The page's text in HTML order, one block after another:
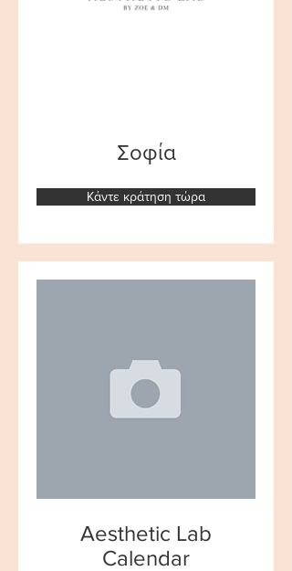
Σοφία
Κάντε κράτηση τώρα
Aesthetic Lab
Calendar